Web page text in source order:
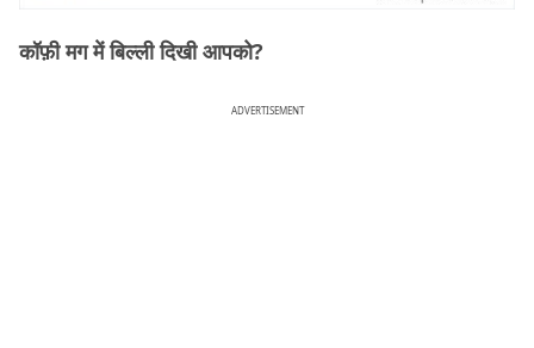
कॉफ़ी मग में बिल्ली दिखी आपको?
ADVERTISEMENT